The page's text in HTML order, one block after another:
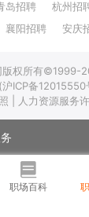
Offer的。
依然逃脱不了
只能根据他对你
岛招聘 杭州招
襄阳招聘 安庆
版权所有©1999-
ICP备
| 人力资源服务
职场百科